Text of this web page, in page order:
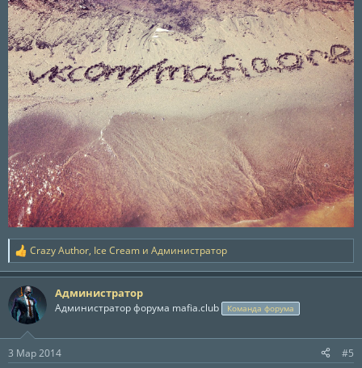
Р
е
а
к
ц
и
Crazy Author, Ice Cream и Администратор
Администратор
Администратор форума mafia.club Команда форума
3 Мар 2014 #5